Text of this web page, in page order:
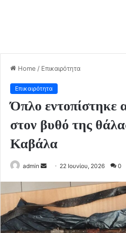
Home / Επικαιρότητα
Επικαιρότητα
Όπλο εντοπίστηκε
στον βυθό της
Καβάλα
admin
n
a
n
22 Ιουνίου, 2026 0